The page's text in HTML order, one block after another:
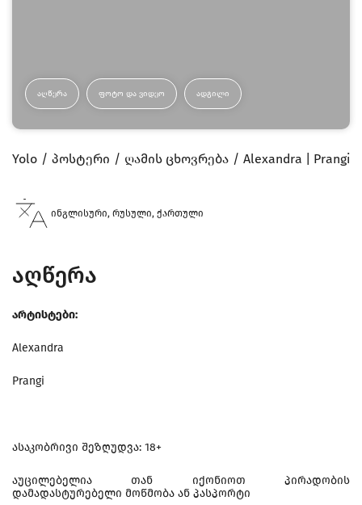
ᲐᲦᲬᲔᲠᲐ ᲤᲝᲢᲝ ᲓᲐ ᲕᲘᲓᲔᲝ ᲐᲓᲒᲘᲚᲘ
Yolo პოსტერი ღამის ცხოვრება Alexandra | Prangi
ინგლისური, რუსული, ქართული
აღწერა
არტისტები:
Alexandra
Prangi
ასაკობრივი შეზღუდვა: 18+
აუცილებელია თან იქონიოთ პირადობის
დამადასტურებელი მოწმობა ან პასპორტი